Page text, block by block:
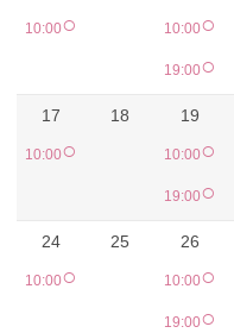
10:00○ 10:00○
19:00○
17
10:00○
18 19
10:00○
19:00○
24
10:00○
25 26
10:00○
19:00○